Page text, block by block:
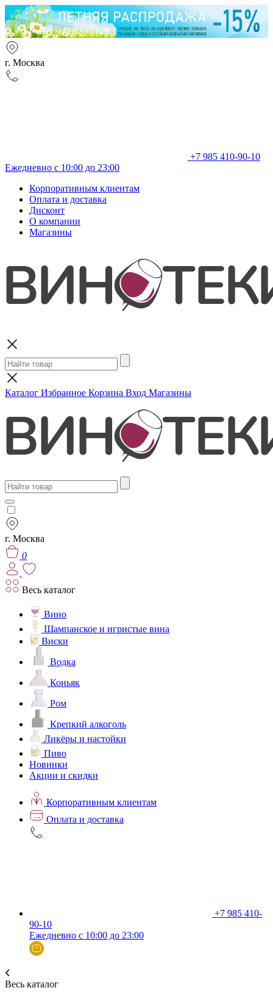
г. Москва
+7 985 410-90-10
Ежедневно с 10:00 до 23:00
Корпоративным клиентам
Оплата и доставка
Дисконт
О компании
Магазины
Каталог Избранное Корзина Вход Магазины
г. Москва
0
Весь каталог
Вино
Шампанское и игристые вина
Виски
Водка
Коньяк
Ром
Крепкий алкоголь
Ликёры и настойки
Пиво
Новинки
Акции и скидки
Корпоративным клиентам
Оплата и доставка
+7 985 410-
90-10
Ежедневно с 10:00 до 23:00
Весь каталог